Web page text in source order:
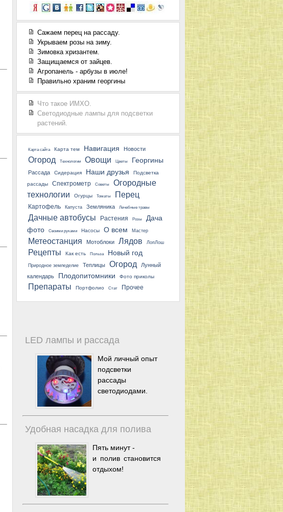
Сажаем перец на рассаду.
Укрываем розы на зиму.
Зимовка хризантем.
Защищаемся от зайцев.
Агропанель - арбузы в июле!
Правильно храним георгины
Что такое ИМХО.
Светодиодные лампы для подсветки
растений.
Карта сайта Карта тем Навигация Новости
Огород Технологии Овощи Цветы Георгины
Рассада Сидерация Наши друзья
Подсветка
рассады
Спектрометр Советы
Огородные
технологии
Огурцы Томаты Перец
Картофель Капуста Земляника Лечебные травы
Дачные автобусы Растения Розы
Дача
фото
Своими руками Насосы О всем Мастер
Метеостанция Мотоблоки Лядов ЛопЛош
Рецепты Как есть Польза Новый год
Природное земледелие Теплицы Огород
Лунный
календарь
Плодопитомники Фото приколы
Препараты Портфолио Стат Прочее
LED лампы и рассада
Мой личный опыт
подсветки
рассады
светодиодами.
Удобная насадка для полива
Пять минут -
и полив становится
отдыхом!